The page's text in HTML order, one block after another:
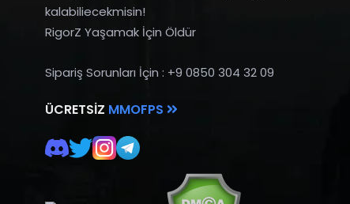
kalabiliecekmisin!
RigorZ Yaşamak İçin Öldür
Sipariş Sorunları İçin : +9 0850 304 32 09
ÜCRETSIZ MMOFPS